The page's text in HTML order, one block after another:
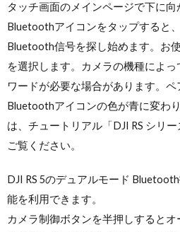
タッチ画面のメインページで下に向
Bluetoothアイコンをタップすると
Bluetooth信号を探し始めます。お
を選択します。カメラの機種によ
ワードが必要な場合があります。ペ
Bluetoothアイコンの色が青に変わ
は、チュートリアル「DJI RS シリ
ご覧ください。
DJI RS 5のデュアルモード
能を利用できます。
カメラ制御ボタンを半押しすると